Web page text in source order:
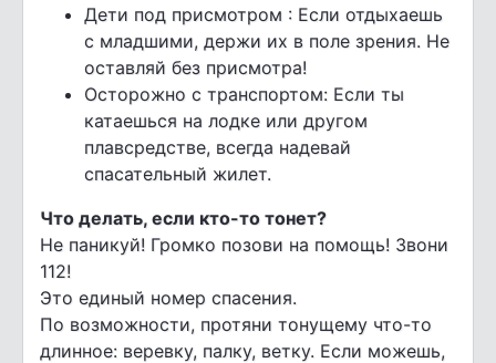
Дети под присмотром : Если отдыхаешь
с младшими, держи их в поле зрения. Не
оставляй без присмотра!
Осторожно с транспортом: Если ты
катаешься на лодке или другом
плавсредстве, всегда надевай
спасательный жилет.
Что делать, если кто-то тонет?
Не паникуй! Громко позови на помощь! Звони
112!
Это единый номер спасения.
По возможности, протяни тонущему что-то
длинное: веревку, палку, ветку. Если можешь,